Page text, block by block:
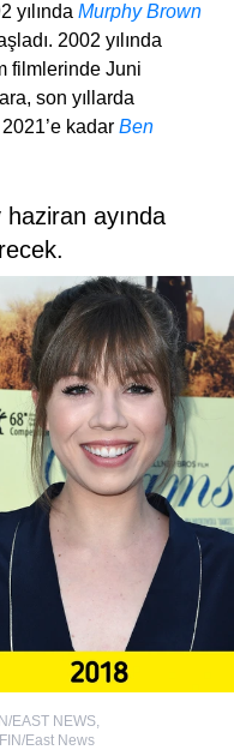
yılında Murphy Brown
2002 yılında
filmlerinde Juni
son yıllarda
kadar Ben
ayında
EAST NEWS,
East News